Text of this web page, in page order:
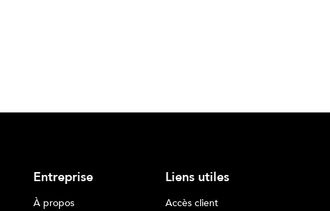
Entreprise
À propos
Liens utiles
Accès client